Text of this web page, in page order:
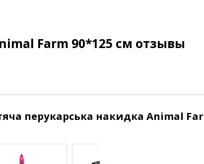
Farm 90*125 см отзывы
перукарська накидка Animal